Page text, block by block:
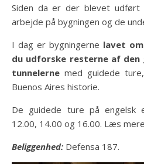
Siden da er der blevet udført
arbejde på bygningen og de
I dag er bygningerne lavet
du udforske resterne af den
tunnelerne med guidede
Buenos Aires historie.
De guidede ture på engelsk
12.00, 14.00 og 16.00. Læs
Beliggenhed: Defensa 187.